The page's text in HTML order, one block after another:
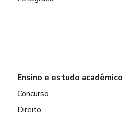
Ensino e estudo acadêmico
Concurso
Direito